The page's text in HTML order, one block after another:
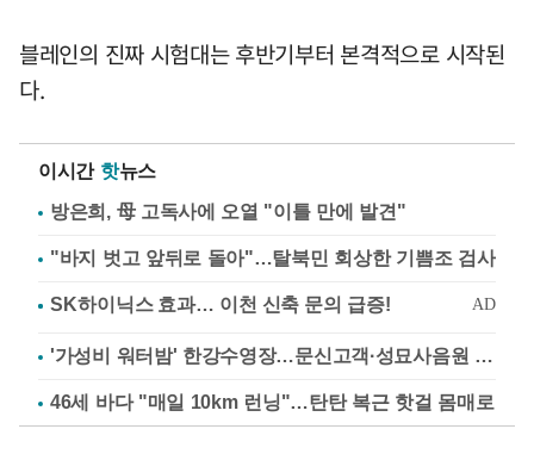
블레인의 진짜 시험대는 후반기부터 본격적으로 시작된
다.
이시간 핫뉴스
방은희, 母 고독사에 오열 "이틀 만에 발견"
"바지 벗고 앞뒤로 돌아"…탈북민 회상한 기쁨조 검사
'가성비 워터밤' 한강수영장…문신고객·성묘사음원 민원
46세 바다 "매일 10km 런닝"…탄탄 복근 핫걸 몸매로